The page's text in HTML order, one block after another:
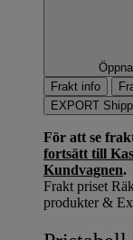
Frakt info
EXPORT
För att se
fortsätt till
Kundvagnen.
Frakt priset
produkter &